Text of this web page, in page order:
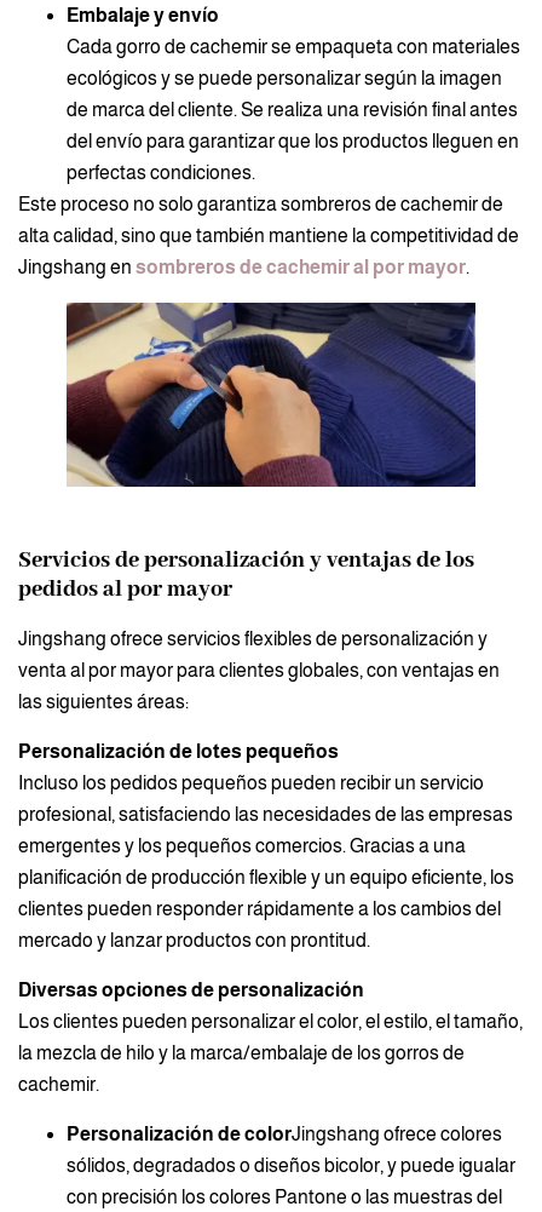
Embalaje y envío
Cada gorro de cachemir se empaqueta con materiales
ecológicos y se puede personalizar según la imagen
de marca del cliente. Se realiza una revisión final antes
del envío para garantizar que los productos lleguen en
perfectas condiciones.
Este proceso no solo garantiza sombreros de cachemir de
alta calidad, sino que también mantiene la competitividad de
Jingshang en sombreros de cachemir al por mayor.
Servicios de personalización y ventajas de los
pedidos al por mayor
Jingshang ofrece servicios flexibles de personalización y
venta al por mayor para clientes globales, con ventajas en
las siguientes áreas:
Personalización de lotes pequeños
Incluso los pedidos pequeños pueden recibir un servicio
profesional, satisfaciendo las necesidades de las empresas
emergentes y los pequeños comercios. Gracias a una
planificación de producción flexible y un equipo eficiente, los
clientes pueden responder rápidamente a los cambios del
mercado y lanzar productos con prontitud.
Diversas opciones de personalización
Los clientes pueden personalizar el color, el estilo, el tamaño,
la mezcla de hilo y la marca/embalaje de los gorros de
cachemir.
Personalización de colorJingshang ofrece colores
sólidos, degradados o diseños bicolor, y puede igualar
con precisión los colores Pantone o las muestras del